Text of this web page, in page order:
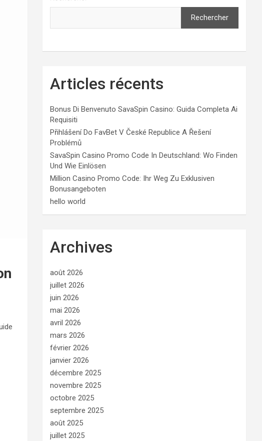
Rechercher
Articles récents
Bonus Di Benvenuto SavaSpin Casino: Guida Completa Ai
Requisiti
Přihlášení Do FavBet V České Republice A Řešení
Problémů
SavaSpin Casino Promo Code In Deutschland: Wo Finden
Und Wie Einlösen
Million Casino Promo Code: Ihr Weg Zu Exklusiven
Bonusangeboten
hello world
Archives
août 2026
juillet 2026
juin 2026
mai 2026
avril 2026
mars 2026
février 2026
janvier 2026
décembre 2025
novembre 2025
octobre 2025
septembre 2025
août 2025
juillet 2025